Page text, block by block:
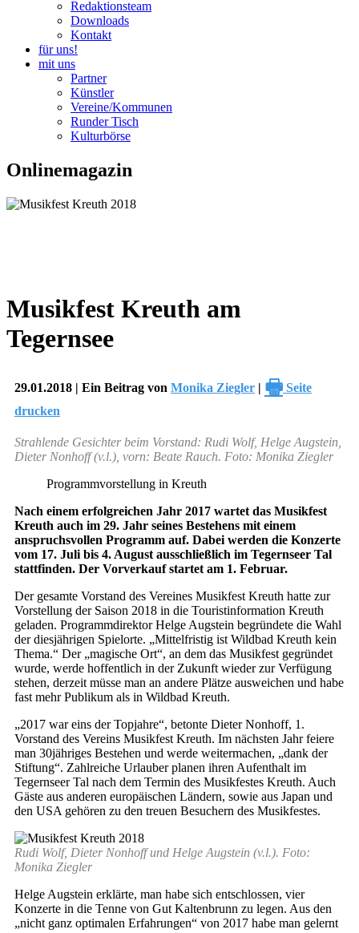
Redaktionsteam
Downloads
Kontakt
für uns!
mit uns
Partner
Künstler
Vereine/Kommunen
Runder Tisch
Kulturbörse
Onlinemagazin
Musikfest Kreuth am
Tegernsee
29.01.2018 | Ein Beitrag von Monika Ziegler | 🖶 Seite
drucken
Strahlende Gesichter beim Vorstand: Rudi Wolf, Helge Augstein,
Dieter Nonhoff (v.l.), vorn: Beate Rauch. Foto: Monika Ziegler
Programmvorstellung in Kreuth
Nach einem erfolgreichen Jahr 2017 wartet das Musikfest
Kreuth auch im 29. Jahr seines Bestehens mit einem
anspruchsvollen Programm auf. Dabei werden die Konzerte
vom 17. Juli bis 4. August ausschließlich im Tegernseer Tal
stattfinden. Der Vorverkauf startet am 1. Februar.
Der gesamte Vorstand des Vereines Musikfest Kreuth hatte zur
Vorstellung der Saison 2018 in die Touristinformation Kreuth
geladen. Programmdirektor Helge Augstein begründete die Wahl
der diesjährigen Spielorte. „Mittelfristig ist Wildbad Kreuth kein
Thema.“ Der „magische Ort“, an dem das Musikfest gegründet
wurde, werde hoffentlich in der Zukunft wieder zur Verfügung
stehen, derzeit müsse man an andere Plätze ausweichen und habe
fast mehr Publikum als in Wildbad Kreuth.
„2017 war eins der Topjahre“, betonte Dieter Nonhoff, 1.
Vorstand des Vereins Musikfest Kreuth. Im nächsten Jahr feiere
man 30jähriges Bestehen und werde weitermachen, „dank der
Stiftung“. Zahlreiche Urlauber planen ihren Aufenthalt im
Tegernseer Tal nach dem Termin des Musikfestes Kreuth. Auch
Gäste aus anderen europäischen Ländern, sowie aus Japan und
den USA gehören zu den treuen Besuchern des Musikfestes.
Rudi Wolf, Dieter Nonhoff und Helge Augstein (v.l.). Foto:
Monika Ziegler
Helge Augstein erklärte, man habe sich entschlossen, vier
Konzerte in die Tenne von Gut Kaltenbrunn zu legen. Aus den
„nicht ganz optimalen Erfahrungen“ von 2017 habe man gelernt